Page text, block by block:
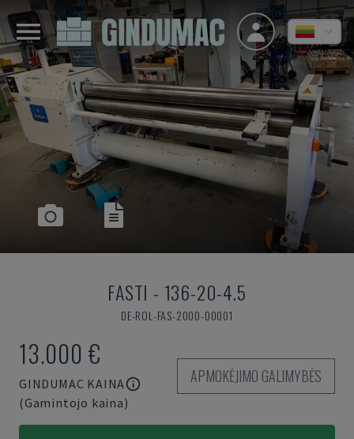
FASTI - 136-20-4.5
DE-ROL-FAS-2000-00001
13.000 €
GINDUMAC KAINA
(Gamintojo kaina)
APMOKĖJIMO GALIMYBĖS